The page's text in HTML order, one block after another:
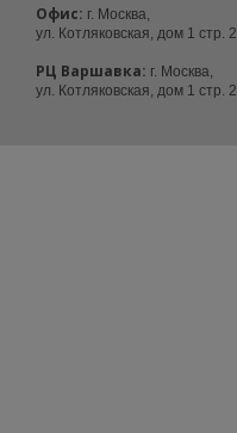
Офис: г. Москва,
ул. Котляковская, дом 1 стр. 2
РЦ Варшавка: г. Москва,
ул. Котляковская, дом 1 стр. 2